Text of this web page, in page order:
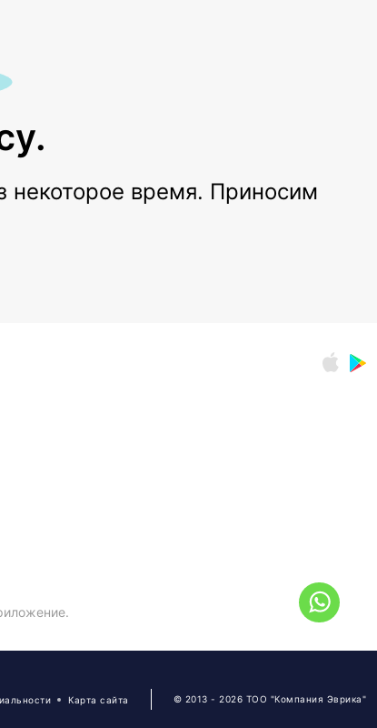
некоторое время. Приносим
Карта сайта © 2013 - 2026 ТОО "Компания Эврика"